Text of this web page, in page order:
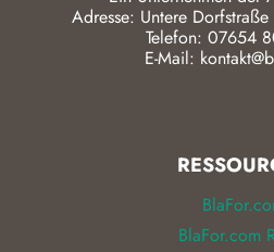
Adresse: Untere
Telefon: 07654
E-Mail:
BlaFor.com